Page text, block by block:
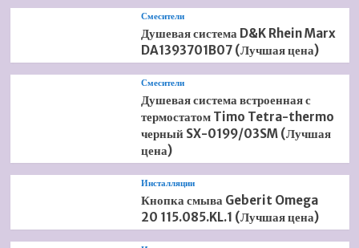
Смесители
Душевая система D&K Rhein Marx
DA1393701B07 (Лучшая цена)
Смесители
Душевая система встроенная с
термостатом Timo Tetra-thermo
черный SX-0199/03SM (Лучшая
цена)
Инсталляции
Кнопка смыва Geberit Omega
20 115.085.KL.1 (Лучшая цена)